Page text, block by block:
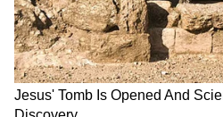
DOWNLOAD APP
RECOMMENDED STORIES